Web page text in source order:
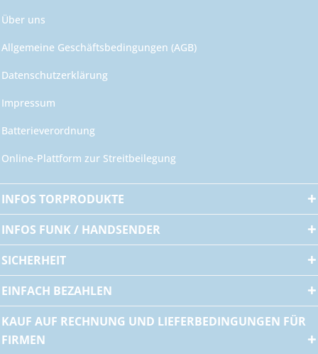
Über uns
Allgemeine Geschäftsbedingungen (AGB)
Datenschutzerklärung
Impressum
Batterieverordnung
Online-Plattform zur Streitbeilegung
INFOS TORPRODUKTE
INFOS FUNK / HANDSENDER
SICHERHEIT
EINFACH BEZAHLEN
KAUF AUF RECHNUNG UND LIEFERBEDINGUNGEN FÜR
FIRMEN